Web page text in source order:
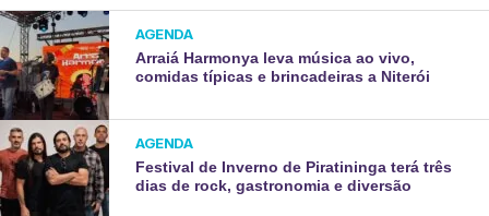
AGENDA
Arraiá Harmonya leva música ao vivo,
comidas típicas e brincadeiras a Niterói
AGENDA
Festival de Inverno de Piratininga terá três
dias de rock, gastronomia e diversão